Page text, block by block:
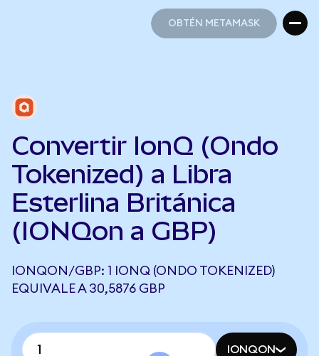
OBTÉN METAMASK
Convertir IonQ (Ondo
Tokenized) a Libra
Esterlina Británica
(IONQon a GBP)
IONQON/GBP: 1 IONQ (ONDO TOKENIZED)
EQUIVALE A 30,5876 GBP
IONQON